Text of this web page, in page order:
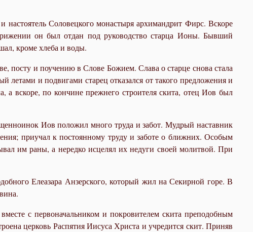
Соловецкого монастыря архимандрит Фирс. Вскоре
он был отдан под руководство старца Ионы. Бывший
кроме хлеба и воды.
посту и поучению в Слове Божием. Слава о старце снова стала
и подвигами старец отказался от такого предложения и
а вскоре, по кончине прежнего строителя скита, отец Иов был
Иов положил много труда и забот. Мудрый наставник
приучал к постоянному труду и заботе о ближних. Особым
им раны, а нередко исцелял их недуги своей молитвой. При
Елеазара Анзерского, который жил на Секирной горе. В
с первоначальником и покровителем скита преподобным
церковь Распятия Иисуса Христа и учредится скит. Приняв